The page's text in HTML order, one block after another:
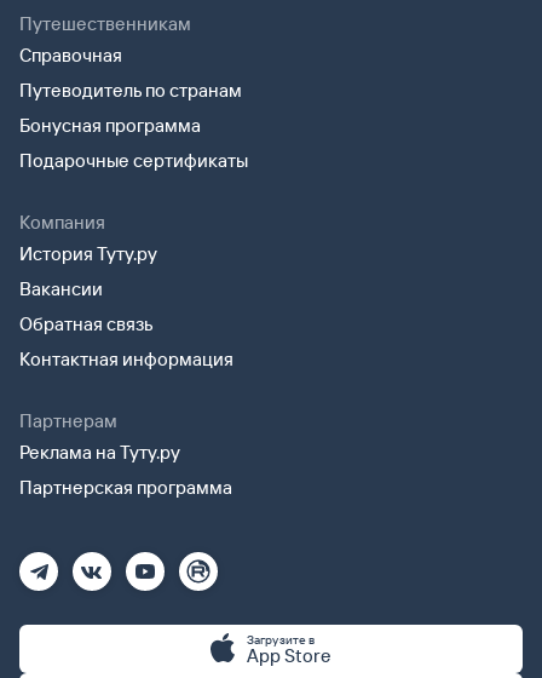
Путешественникам
Справочная
Путеводитель по странам
Бонусная программа
Подарочные сертификаты
Компания
История Туту.ру
Вакансии
Обратная связь
Контактная информация
Партнерам
Реклама на Туту.ру
Партнерская программа
Загрузите в
App Store